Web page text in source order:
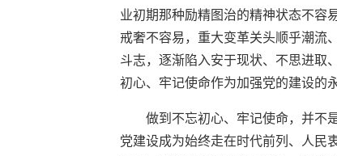
业初期那种励精图治的精神状态不容
戒奢不容易，重大变革关头顺乎潮流
斗志，逐渐陷入安于现状、不思进取
初心、牢记使命作为加强党的建设的
做到不忘初心、牢记使命，并不
党建设成为始终走在时代前列、人民